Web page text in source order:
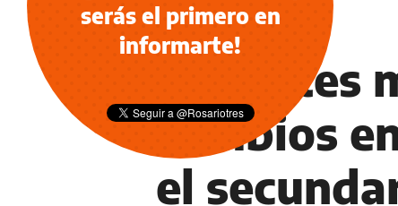
INFORMACIÓN GENERAL
Docentes
cambios
el
serás el primero en
informarte!